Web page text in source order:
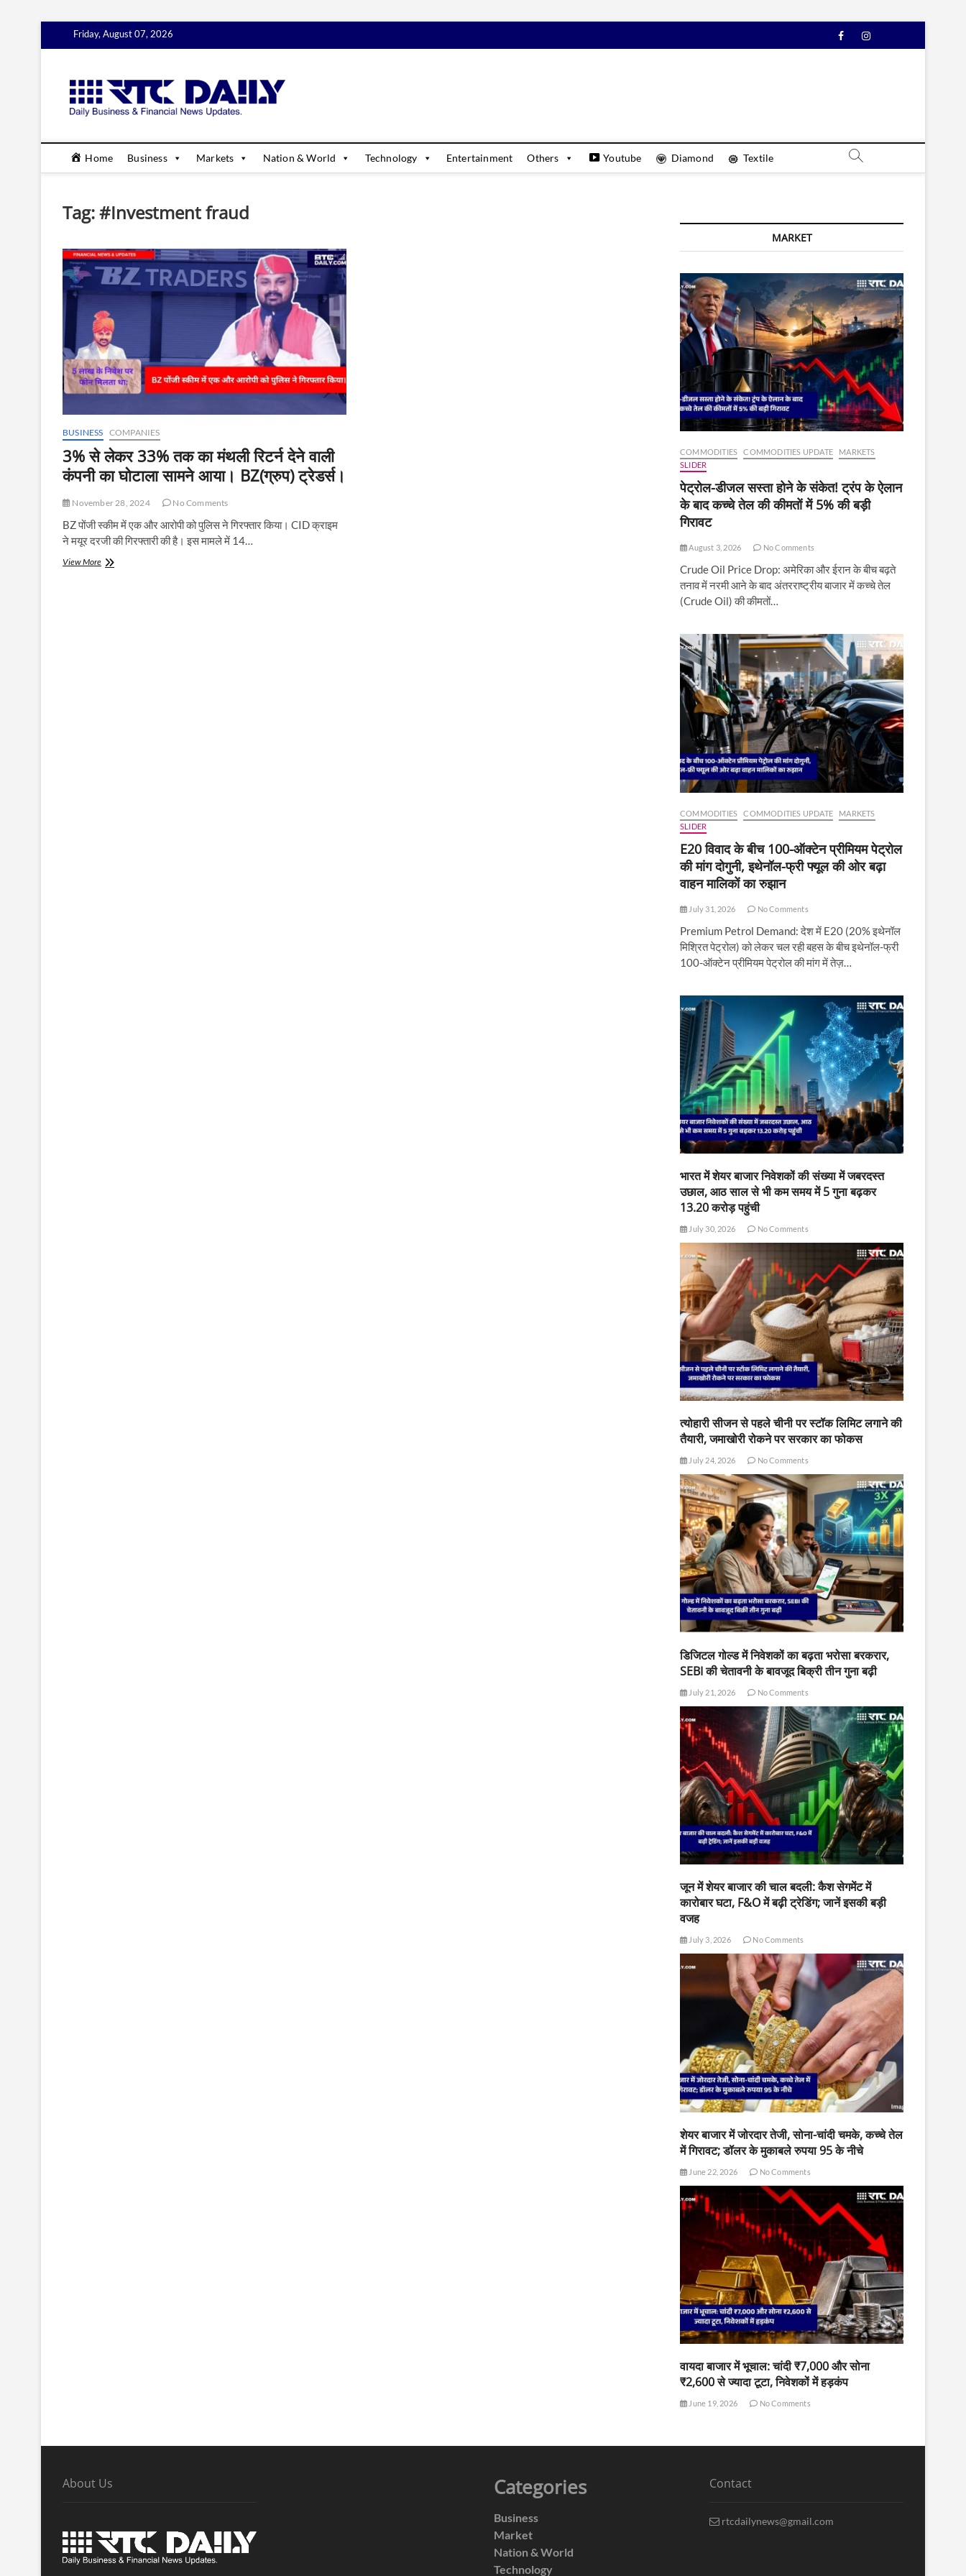
Friday, August 07, 2026 FacebookInstagram
Home Business Markets Nation & World Technology Entertainment Others Youtube Diamond Textile
Tag:#Investment fraud
BUSINESS COMPANIES
3% से लेकर 33% तक का मंथली रिटर्न देने वाली
कंपनी का घोटाला सामने आया। BZ(ग्रुप) ट्रेडर्स।
November 28, 2024 No Comments
BZ पोंजी स्कीम में एक और आरोपी को पुलिस ने गिरफ्तार किया। CID क्राइम
ने मयूर दरजी की गिरफ्तारी की है। इस मामले में 14…
View More3%
MARKET
COMMODITIES COMMODITIES UPDATE
MARKETS
SLIDER
पेट्रोल-डीजल सस्ता होने के संकेत! ट्रंप के ऐलान
के बाद कच्चे तेल की कीमतों में 5% की बड़ी
गिरावट
August 3, 2026 No Comments
Crude Oil Price Drop: अमेरिका और ईरान के बीच बढ़ते
तनाव में नरमी आने के बाद अंतरराष्ट्रीय बाजार में कच्चे तेल
(Crude Oil) की कीमतों…
COMMODITIES COMMODITIES UPDATE
MARKETS
SLIDER
E20 विवाद के बीच 100-ऑक्टेन प्रीमियम पेट्रोल
की मांग दोगुनी, इथेनॉल-फ्री फ्यूल की ओर बढ़ा
वाहन मालिकों का रुझान
July 31, 2026 No Comments
Premium Petrol Demand: देश में E20 (20% इथेनॉल
मिश्रित पेट्रोल) को लेकर चल रही बहस के बीच इथेनॉल-फ्री
100-ऑक्टेन प्रीमियम पेट्रोल की मांग में तेज़…
भारत में शेयर बाजार निवेशकों की संख्या में जबरदस्त
उछाल, आठ साल से भी कम समय में 5 गुना बढ़कर
13.20 करोड़ पहुंची
July 30, 2026 No Comments
त्योहारी सीजन से पहले चीनी पर स्टॉक लिमिट लगाने की
तैयारी, जमाखोरी रोकने पर सरकार का फोकस
July 24, 2026 No Comments
डिजिटल गोल्ड में निवेशकों का बढ़ता भरोसा बरकरार,
SEBI की चेतावनी के बावजूद बिक्री तीन गुना बढ़ी
July 21, 2026 No Comments
जून में शेयर बाजार की चाल बदली: कैश सेगमेंट में
कारोबार घटा, F&O में बढ़ी ट्रेडिंग; जानें इसकी बड़ी
वजह
July 3, 2026 No Comments
शेयर बाजार में जोरदार तेजी, सोना-चांदी चमके, कच्चे तेल
में गिरावट; डॉलर के मुकाबले रुपया 95 के नीचे
June 22, 2026 No Comments
वायदा बाजार में भूचाल: चांदी ₹7,000 और सोना
₹2,600 से ज्यादा टूटा, निवेशकों में हड़कंप
June 19, 2026 No Comments
About Us Categories
Business
Market
Nation & World
Technology
Contact
rtcdailynews@gmail.com